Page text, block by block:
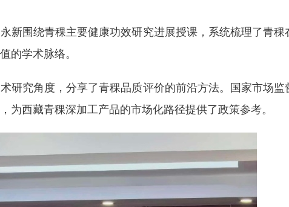
围绕青稞主要健康功效研究进展授课，系统梳理了青稞
的学术脉络。
究角度，分享了青稞品质评价的前沿方法。国家市场监
为西藏青稞深加工产品的市场化路径提供了政策参考。